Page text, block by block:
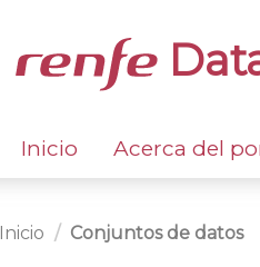
Inicio Acerca del
Inicio Conjuntos de datos